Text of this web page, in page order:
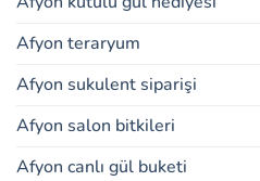
Afyon teraryum
Afyon sukulent siparişi
Afyon salon bitkileri
Afyon canlı gül buketi